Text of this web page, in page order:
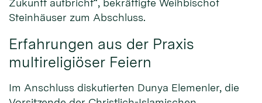
Zukunft aufbricht“, bekräftigte Weihbischof
Steinhäuser zum Abschluss.
Erfahrungen aus der Praxis
multireligiöser Feiern
Im Anschluss diskutierten Dunya Elemenler, die